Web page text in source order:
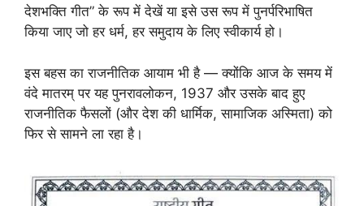
देशभक्ति गीत” के रूप में देखें या इसे उस रूप में पुनर्परिभाषित
किया जाए जो हर धर्म, हर समुदाय के लिए स्वीकार्य हो।
इस बहस का राजनीतिक आयाम भी है — क्योंकि आज के समय में
वंदे मातरम् पर यह पुनरावलोकन, 1937 और उसके बाद हुए
राजनीतिक फैसलों (और देश की धार्मिक, सामाजिक अस्मिता) को
फिर से सामने ला रहा है।